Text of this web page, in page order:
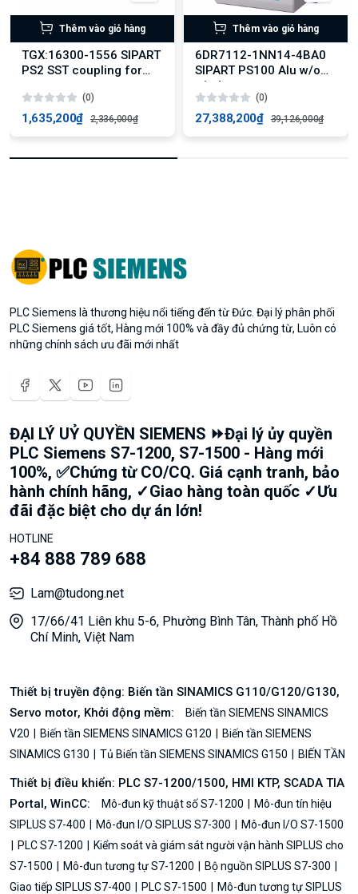
Thêm vào giỏ hàng
TGX:16300-1556 SIPART
PS2 SST coupling for
(0)
1,635,200₫ 2,336,000₫
Thêm vào giỏ hàng
6DR7112-1NN14-4BA0
SIPART PS100 Alu w/o
window
(0)
27,388,200₫ 39,126,000₫
PLC Siemens là thương hiệu nổi tiếng đến từ Đức. Đại lý phân phối
PLC Siemens giá tốt, Hàng mới 100% và đầy đủ chứng từ, Luôn có
những chính sách ưu đãi mới nhất
ĐẠI LÝ UỶ QUYỀN SIEMENS ⏩Đại lý ủy quyền
PLC Siemens S7-1200, S7-1500 - Hàng mới
100%, ✅Chứng từ CO/CQ. Giá cạnh tranh, bảo
hành chính hãng, ✓Giao hàng toàn quốc ✓Ưu
đãi đặc biệt cho dự án lớn!
HOTLINE
+84 888 789 688
Lam@tudong.net
17/66/41 Liên khu 5-6, Phường Bình Tân, Thành phố Hồ
Chí Minh, Việt Nam
Thiết bị truyền động: Biến tần SINAMICS G110/G120/G130,
Servo motor, Khởi động mềm:
Biến tần SIEMENS SINAMICS
V20
Biến tần SIEMENS SINAMICS G120
Biến tần SIEMENS
SINAMICS G130
Tủ Biến tần SIEMENS SINAMICS G150 BIẾN TẦN
Thiết bị điều khiển: PLC S7-1200/1500, HMI KTP, SCADA TIA
Portal, WinCC:
Mô-đun kỹ thuật số S7-1200
Mô-đun tín hiệu
SIPLUS S7-400
Mô-đun I/O SIPLUS S7-300
Mô-đun I/O S7-1500
PLC S7-1200
Kiểm soát và giám sát người vận hành SIPLUS cho
S7-1500
Mô-đun tương tự S7-1200
Bộ nguồn SIPLUS S7-300
Giao tiếp SIPLUS S7-400
PLC S7-1500
Mô-đun tương tự SIPLUS